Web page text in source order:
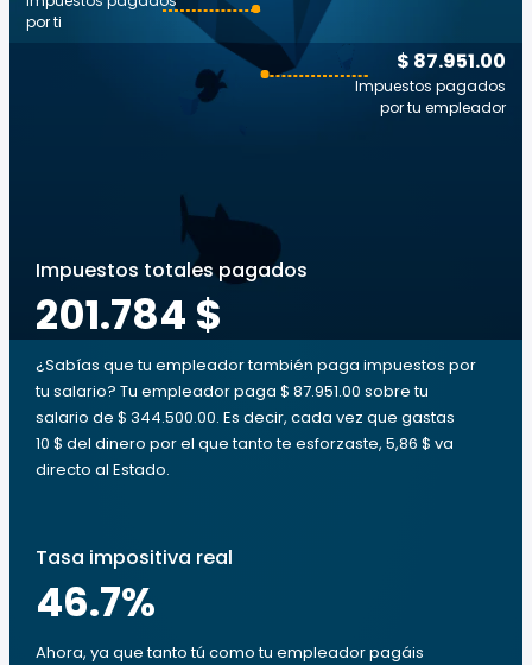
$ 87.951.00
Impuestos pagados
por tu empleador
por ti
Impuestos totales pagados
201.784 $
¿Sabías que tu empleador también paga impuestos por
tu salario? Tu empleador paga $ 87.951.00 sobre tu
salario de $ 344.500.00. Es decir, cada vez que gastas
10 $ del dinero por el que tanto te esforzaste, 5,86 $ va
directo al Estado.
Tasa impositiva real
46.7%
Ahora, ya que tanto tú como tu empleador pagáis